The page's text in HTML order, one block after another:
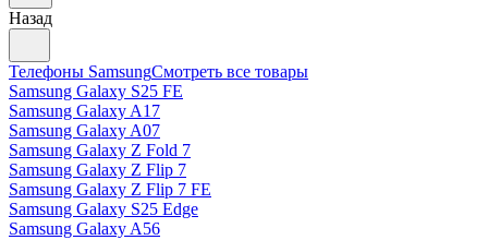
Назад
Телефоны SamsungСмотреть все товары
Samsung Galaxy S25 FE
Samsung Galaxy A17
Samsung Galaxy A07
Samsung Galaxy Z Fold 7
Samsung Galaxy Z Flip 7
Samsung Galaxy Z Flip 7 FE
Samsung Galaxy S25 Edge
Samsung Galaxy A56